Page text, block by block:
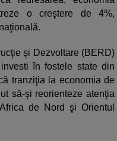
o creştere de 4%,
şi Dezvoltare (BERD)
în fostele state din
tranziţia la economia de
să-şi reorienteze atenţia
de Nord şi Orientul